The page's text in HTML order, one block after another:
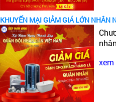
KHUYẾN MẠI GIẢM GIÁ LỚN